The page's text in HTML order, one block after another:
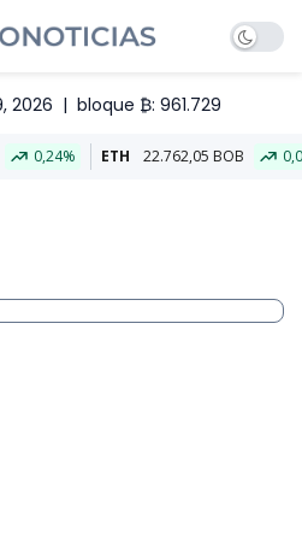
2026 | bloque ₿: 961.729
22.762,05 BOB 0,09% Aliado